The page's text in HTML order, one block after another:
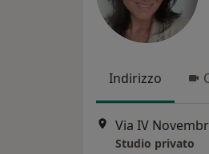
Indirizzo
Via IV
Studio privato